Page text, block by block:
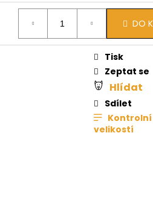
DO
Tisk
Zeptat se
Hlídat
Sdílet
velikostí